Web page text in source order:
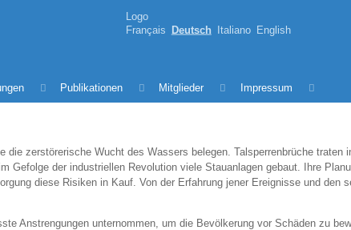
Logo
Français
Deutsch Italiano English
Publikationen Mitglieder Impressum
zerstörerische Wucht des Wassers belegen. Talsperrenbrüche traten
Gefolge der industriellen Revolution viele Stauanlagen gebaut. Ihre
diese Risiken in Kauf. Von der Erfahrung jener Ereignisse und den
Anstrengungen unternommen, um die Bevölkerung vor Schäden zu